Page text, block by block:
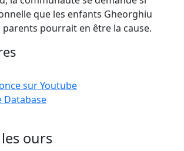
que les enfants Gheorghiu
pourrait en être la cause.
sur Youtube
Database
ours